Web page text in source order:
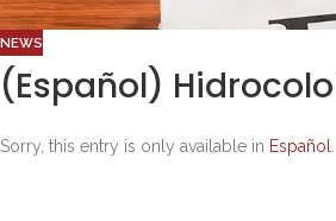
NEWS
(Español)
Sorry, this entry is only available in Español.